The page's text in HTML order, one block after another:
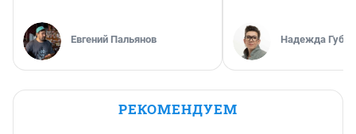
Евгений Пальянов Надежда
РЕКОМЕНДУЕМ